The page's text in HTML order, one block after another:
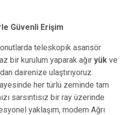
Güvenli Erişim
teleskopik asansör
bir kurulum yaparak ağır yük ve
dairenize ulaştırıyoruz.
her türlü zeminde tam
sarsıntısız bir ray üzerinde
yaklaşım, modern Ağrı